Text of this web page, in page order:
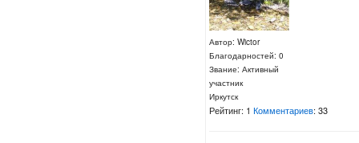
Автор: Wictor
Благодарностей: 0
Звание: Активный
участник
Иркутск
Рейтинг: 1Комментариев: 33